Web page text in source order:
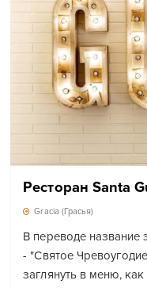
Ресторан Santa
Gracia (Грасья)
В переводе название
- "Святое
заглянуть в меню,